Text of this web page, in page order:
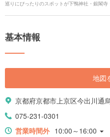
巡りにぴったりのスポットが下鴨神社・銀閣
基本情報
地図
京都府京都市上京区今出川通
075-231-0301
営業時間外 10:00～16:00